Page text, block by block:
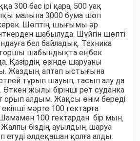
300 бас ірі қара, 500 уақ
малына 3000 бума шөп
Шөптің шығымы әр
шабылуда. Шүйгін шөпті
бел байладық. Техника
шабындықта еңбек
Қазірдің өзінде шаруаны
Жаздың аптап ыстығына
тұрып шауып, тасып алу да
жылы бірінші рет суданка
орып алдым. Жақсы өнім береді
мәрте 100 гектарға
Шамамен 100 гектардан бір мың
біздің ауылдың шаруа
егуді әлдеқашан қолға алды.